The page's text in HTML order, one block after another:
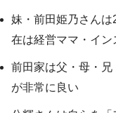
妹・前田姫乃さん
在は経営ママ・イ
前田家は父・母・
が非常に良い